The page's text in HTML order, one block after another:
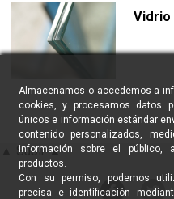
Almacenamos o accedemos a
cookies, y procesamos datos
únicos e información estándar
contenido personalizados,
información sobre el público,
productos.
Con su permiso, podemos
precisa e identificación
Vidrio
▲ Subir ▲